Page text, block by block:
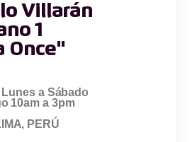
Villarán
1
Once"
a Sábado
10am a 3pm
PERÚ